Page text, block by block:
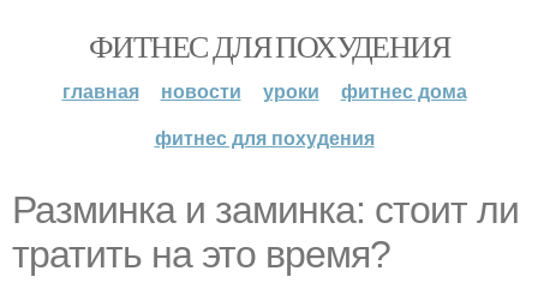
ФИТНЕС ДЛЯ ПОХУДЕНИЯ
главная новости уроки
фитнес дома
фитнес для похудения
Разминка и заминка: стоит ли
тратить на это время?